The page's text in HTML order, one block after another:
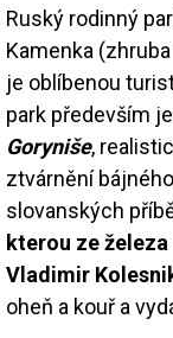
Ruský rodinný
Kamenka
je oblíbenou
park především
Goryniše,
ztvárnění
slovanských
kterou ze
Vladimir
oheň a kouř a